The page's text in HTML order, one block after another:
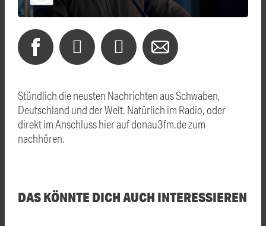
Stündlich die neusten Nachrichten aus Schwaben,
Deutschland und der Welt. Natürlich im Radio, oder
direkt im Anschluss hier auf donau3fm.de zum
nachhören.
DAS KÖNNTE DICH AUCH INTERESSIEREN